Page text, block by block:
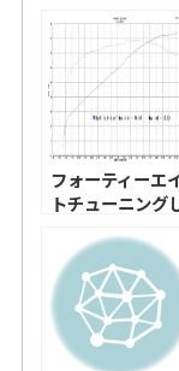
フォーティーエ
トチューニング